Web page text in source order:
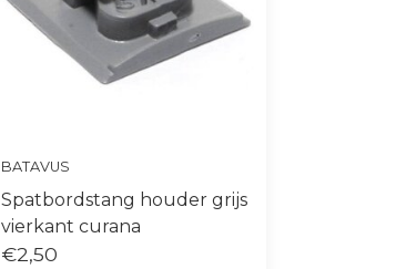
BATAVUS
Spatbordstang houder grijs
vierkant curana
€2,50